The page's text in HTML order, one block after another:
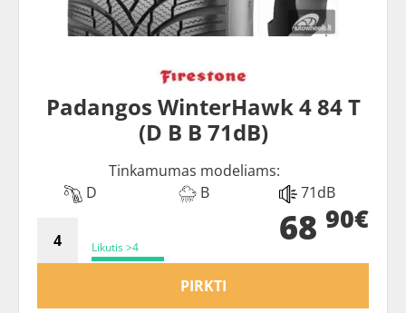
Padangos WinterHawk 4 84 T
(D B B 71dB)
Tinkamumas modeliams:
D
B 71dB
Likutis >4 68 90€
PIRKTI